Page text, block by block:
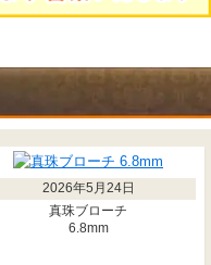
2026年5月24日
真珠ブローチ
6.8mm